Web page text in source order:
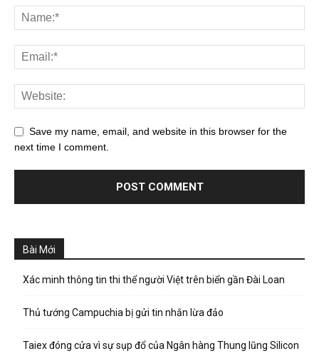
Save my name, email, and website in this browser for the
next time I comment.
Bài Mới
Xác minh thông tin thi thể người Việt trên biển gần Đài Loan
Thủ tướng Campuchia bị gửi tin nhắn lừa đảo
Taiex đóng cửa vì sự sụp đổ của Ngân hàng Thung lũng Silicon